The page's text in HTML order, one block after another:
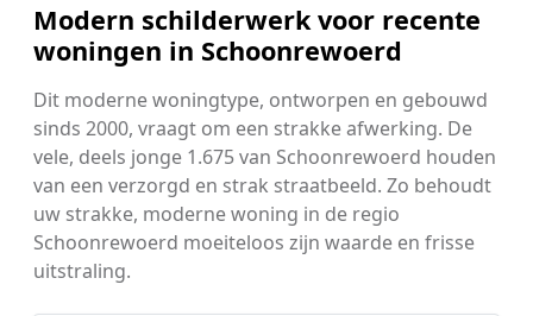
Modern schilderwerk voor recente
woningen in Schoonrewoerd
Dit moderne woningtype, ontworpen en gebouwd
sinds 2000, vraagt om een strakke afwerking. De
vele, deels jonge 1.675 van Schoonrewoerd houden
van een verzorgd en strak straatbeeld. Zo behoudt
uw strakke, moderne woning in de regio
Schoonrewoerd moeiteloos zijn waarde en frisse
uitstraling.